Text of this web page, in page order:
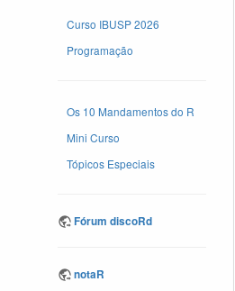
Curso IBUSP 2026
Programação
Os 10 Mandamentos do R
Mini Curso
Tópicos Especiais
Fórum discoRd
notaR